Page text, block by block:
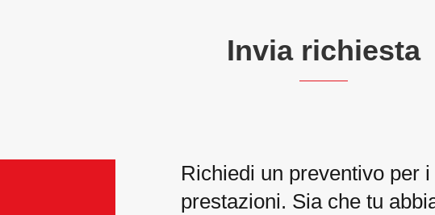
Invia richiesta
Richiedi un preventivo per
prestazioni. Sia che tu